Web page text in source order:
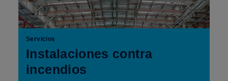
Servicios
Instalaciones contra
incendios